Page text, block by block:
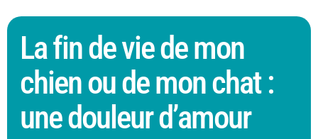
La fin de vie de mon
chien ou de mon chat :
une douleur d’amour